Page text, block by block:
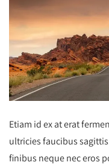
Etiam id ex at erat
ultricies faucibus
finibus neque nec eros